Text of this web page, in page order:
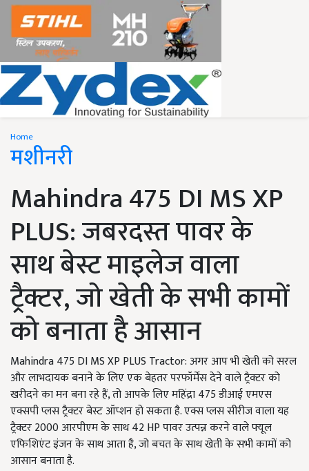
Home
मशीनरी
Mahindra 475 DI MS XP
PLUS: जबरदस्त पावर के
साथ बेस्ट माइलेज वाला
ट्रैक्टर, जो खेती के सभी कामों
को बनाता है आसान
Mahindra 475 DI MS XP PLUS Tractor: अगर आप भी खेती को सरल
और लाभदायक बनाने के लिए एक बेहतर परफॉर्मेंस देने वाले ट्रैक्टर को
खरीदने का मन बना रहे हैं, तो आपके लिए महिंद्रा 475 डीआई एमएस
एक्सपी प्लस ट्रैक्टर बेस्ट ऑप्शन हो सकता है. एक्स प्लस सीरीज वाला यह
ट्रैक्टर 2000 आरपीएम के साथ 42 HP पावर उत्पन्न करने वाले फ्यूल
एफिशिएंट इंजन के साथ आता है, जो बचत के साथ खेती के सभी कामों को
आसान बनाता है.